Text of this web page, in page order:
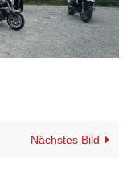
Nächstes Bild